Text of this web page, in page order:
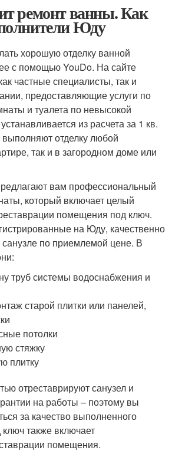
ремонт ванны. Как
Юду
хорошую отделку ванной
с помощью YouDo. На сайте
частные специалисты, так и
предоставляющие услуги по
и туалета по невысокой
из расчета за 1 кв.
отделку любой
так и в загородном доме или
вам профессиональный
который включает целый
помещения под ключ.
на Юду, качественно
санузле по приемлемой цене. В
труб системы водоснабжения и
старой плитки или панелей,
потолки
стяжку
плитку
отреставрируют санузел и
на работы – поэтому вы
за качество выполненного
ключ также включает
помещения.